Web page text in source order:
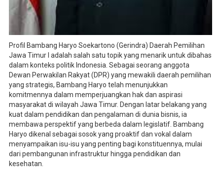
Profil Bambang Haryo Soekartono (Gerindra) Daerah Pemilihan
Jawa Timur I adalah salah satu topik yang menarik untuk dibahas
dalam konteks politik Indonesia. Sebagai seorang anggota
Dewan Perwakilan Rakyat (DPR) yang mewakili daerah pemilihan
yang strategis, Bambang Haryo telah menunjukkan
komitmennya dalam memperjuangkan hak dan aspirasi
masyarakat di wilayah Jawa Timur. Dengan latar belakang yang
kuat dalam pendidikan dan pengalaman di dunia bisnis, ia
membawa perspektif yang berbeda dalam legislatif. Bambang
Haryo dikenal sebagai sosok yang proaktif dan vokal dalam
menyampaikan isu-isu yang penting bagi konstituennya, mulai
dari pembangunan infrastruktur hingga pendidikan dan
kesehatan.